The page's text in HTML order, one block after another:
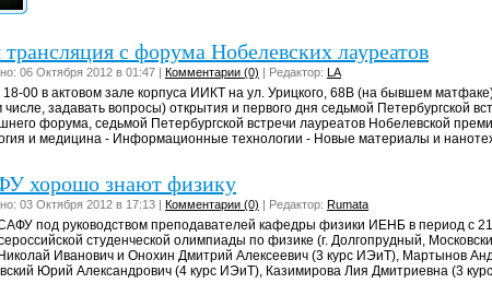
с форума Нобелевских лауреатов
06 Октября 2012 в 01:47 | Комментарии (0) | Редактор: LA
00 в актовом зале корпуса ИИКТ на ул. Урицкого, 68В (на бывшем
задавать вопросы) открытия и первого дня седьмой Петербургской
форума, седьмой Петербургской встречи лауреатов Нобелевской
и медицина - Информационные технологии - Новые материалы и
хорошо знают физику
03 Октября 2012 в 17:13 | Комментарии (0) | Редактор: Rumata
под руководством преподавателей кафедры физики ИЕНБ в период с
студенческой олимпиады по физике (г. Долгопрудный,
Иванович и Онохин Дмитрий Алексеевич (3 курс ИЭиТ), Мартынов
Юрий Александрович (4 курс ИЭиТ), Казимирова Лия Дмитриевна (3